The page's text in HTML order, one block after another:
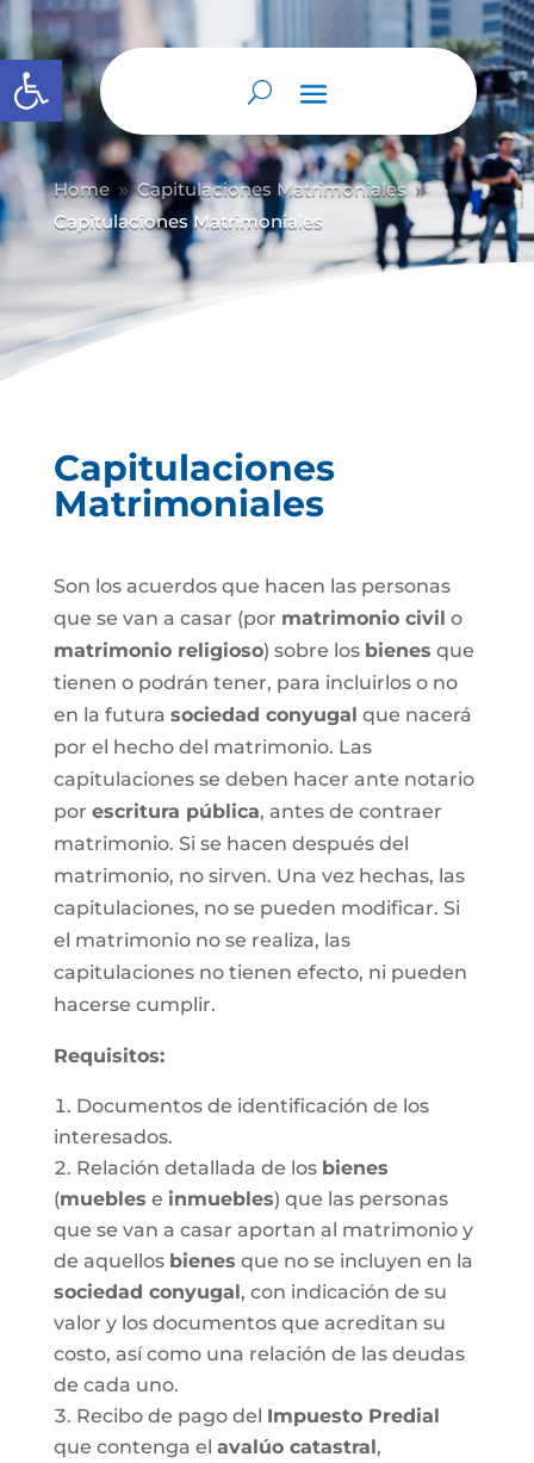
Abrir barra de herramientas
Home 9 Capitulaciones Matrimoniales 9
Capitulaciones Matrimoniales
Capitulaciones
Matrimoniales
Son los acuerdos que hacen las personas
que se van a casar (por matrimonio civil o
matrimonio religioso) sobre los bienes que
tienen o podrán tener, para incluirlos o no
en la futura sociedad conyugal que nacerá
por el hecho del matrimonio. Las
capitulaciones se deben hacer ante notario
por escritura pública, antes de contraer
matrimonio. Si se hacen después del
matrimonio, no sirven. Una vez hechas, las
capitulaciones, no se pueden modificar. Si
el matrimonio no se realiza, las
capitulaciones no tienen efecto, ni pueden
hacerse cumplir.
Requisitos:
Documentos de identificación de los
interesados.
Relación detallada de los bienes
(muebles e inmuebles) que las personas
que se van a casar aportan al matrimonio y
de aquellos bienes que no se incluyen en la
sociedad conyugal, con indicación de su
valor y los documentos que acreditan su
costo, así como una relación de las deudas
de cada uno.
Recibo de pago del Impuesto Predial
que contenga el avalúo catastral,